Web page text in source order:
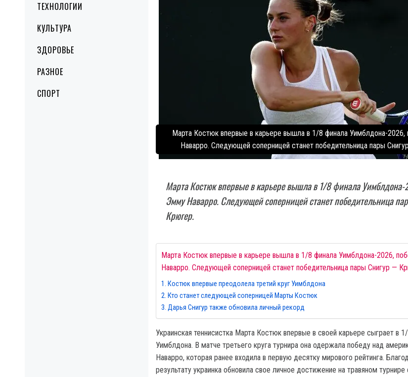
ТЕХНОЛОГИИ
КУЛЬТУРА
ЗДОРОВЬЕ
РАЗНОЕ
СПОРТ
Марта Костюк впервые в карьере вышла в 1/8 финала Уимблдона-
Наварро. Следующей соперницей станет победительница пары
Марта Костюк впервые в карьере вышла в 1/8 финала
Эмму Наварро. Следующей соперницей станет победительница
Крюгер.
Марта Костюк впервые в карьере вышла в 1/8 финала Уимблдона-2026,
Наварро. Следующей соперницей станет победительница пары Снигур —
Костюк впервые преодолела третий круг Уимблдона
Кто станет следующей соперницей Марты Костюк
Дарья Снигур также обновила личный рекорд
Украинская теннисистка Марта Костюк впервые в своей карьере сыграет в
Уимблдона. В матче третьего круга турнира она одержала победу над
Наварро, которая ранее входила в первую десятку мирового рейтинга.
результату украинка обновила свое личное достижение на травяном